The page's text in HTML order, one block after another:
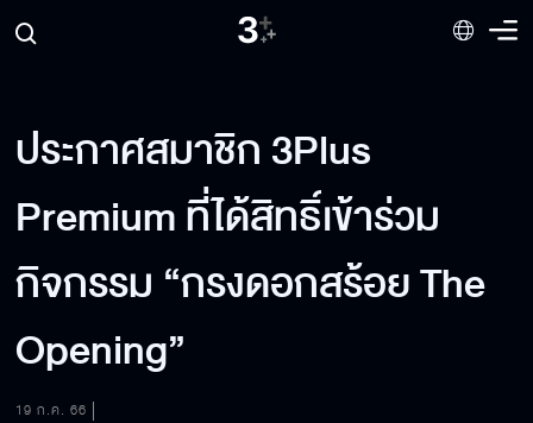
ประกาศสมาชิก 3Plus
Premium ที่ได้สิทธิ์เข้าร่วม
กิจกรรม “กรงดอกสร้อย The
Opening”
19 ก.ค. 66